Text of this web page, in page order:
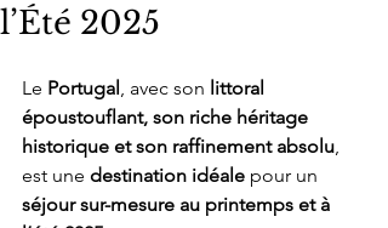
l’Été 2025
Le Portugal, avec son littoral
époustouflant, son riche héritage
historique et son raffinement absolu,
est une destination idéale pour un
séjour sur-mesure au printemps et à